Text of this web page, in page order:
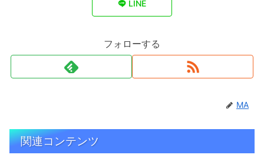
LINE
フォローする
MA
関連コンテンツ